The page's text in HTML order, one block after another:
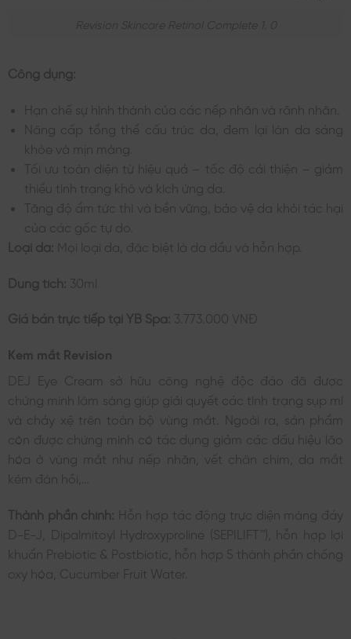
Revision Skincare Retinol Complete 1. 0
Công dụng:
Hạn chế sự hình thành của các nếp nhăn và rãnh nhăn.
Nâng cấp tổng thể cấu trúc da, đem lại làn da sáng
khỏe và mịn màng.
Tối ưu toàn diện từ hiệu quả – tốc độ cải thiện – giảm
thiểu tình trạng khô và kích ứng da.
Tăng độ ẩm tức thì và bền vững, bảo vệ da khỏi tác hại
của các gốc tự do.
Loại da: Mọi loại da, đặc biệt là da dầu và hỗn hợp.
Dung tích: 30ml
Giá bán trực tiếp tại YB Spa: 3.773.000 VNĐ
Kem mắt Revision
DEJ Eye Cream sở hữu công nghệ độc đáo đã được
chứng minh lâm sàng giúp giải quyết các tình trạng sụp mí
và chảy xệ trên toàn bộ vùng mắt. Ngoài ra, sản phẩm
còn được chứng minh có tác dụng giảm các dấu hiệu lão
hóa ở vùng mắt như nếp nhăn, vết chân chim, da mắt
kém đàn hồi,…
Thành phần chính: Hỗn hợp tác động trực diện màng đáy
D-E-J, Dipalmitoyl Hydroxyproline (SEPILIFT™), hỗn hợp lợi
khuẩn Prebiotic & Postbiotic, hỗn hợp 5 thành phần chống
oxy hóa, Cucumber Fruit Water.